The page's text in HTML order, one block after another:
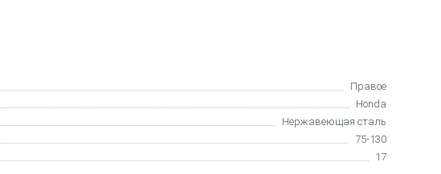
Правое
Honda
Нержавеющая сталь
75-130
17